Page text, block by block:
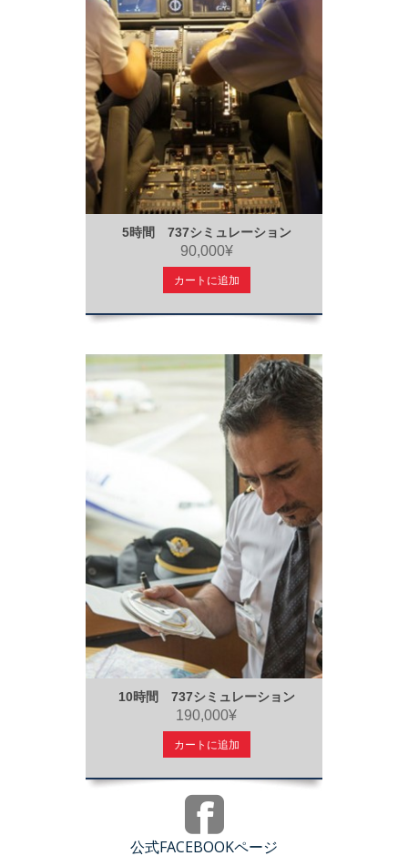
5時間 737シミュレーション
90,000¥
カートに追加
10時間 737シミュレーション
190,000¥
カートに追加
公式FACEBOOKページ